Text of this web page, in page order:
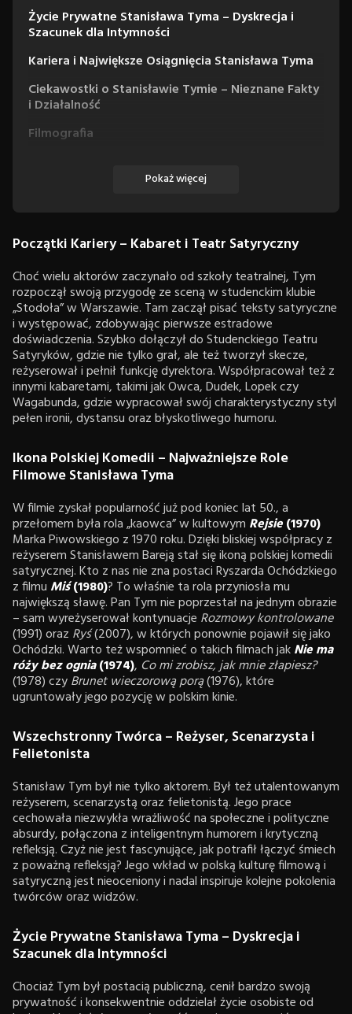
Życie Prywatne Stanisława Tyma – Dyskrecja i
Szacunek dla Intymności
Kariera i Największe Osiągnięcia Stanisława Tyma
Ciekawostki o Stanisławie Tymie – Nieznane Fakty
i Działalność
Filmografia
Pokaż więcej
Początki Kariery – Kabaret i Teatr Satyryczny
Choć wielu aktorów zaczynało od szkoły teatralnej, Tym
rozpoczął swoją przygodę ze sceną w studenckim klubie
„Stodoła” w Warszawie. Tam zaczął pisać teksty satyryczne
i występować, zdobywając pierwsze estradowe
doświadczenia. Szybko dołączył do Studenckiego Teatru
Satyryków, gdzie nie tylko grał, ale też tworzył skecze,
reżyserował i pełnił funkcję dyrektora. Współpracował też z
innymi kabaretami, takimi jak Owca, Dudek, Lopek czy
Wagabunda, gdzie wypracował swój charakterystyczny styl
pełen ironii, dystansu oraz błyskotliwego humoru.
Ikona Polskiej Komedii – Najważniejsze Role
Filmowe Stanisława Tyma
W filmie zyskał popularność już pod koniec lat 50., a
przełomem była rola „kaowca” w kultowym Rejsie(1970)
Marka Piwowskiego z 1970 roku. Dzięki bliskiej współpracy z
reżyserem Stanisławem Bareją stał się ikoną polskiej komedii
satyrycznej. Kto z nas nie zna postaci Ryszarda Ochódzkiego
z filmu Miś(1980)? To właśnie ta rola przyniosła mu
największą sławę. Pan Tym nie poprzestał na jednym obrazie
– sam wyreżyserował kontynuacje Rozmowy kontrolowane
(1991) oraz Ryś(2007), w których ponownie pojawił się jako
Ochódzki. Warto też wspomnieć o takich filmach jakNie ma
róży bez ognia(1974), Co mi zrobisz, jak mnie złapiesz?
(1978) czyBrunet wieczorową porą(1976), które
ugruntowały jego pozycję w polskim kinie.
Wszechstronny Twórca – Reżyser, Scenarzysta i
Felietonista
Stanisław Tym był nie tylko aktorem. Był też utalentowanym
reżyserem, scenarzystą oraz felietonistą. Jego prace
cechowała niezwykła wrażliwość na społeczne i polityczne
absurdy, połączona z inteligentnym humorem i krytyczną
refleksją. Czyż nie jest fascynujące, jak potrafił łączyć śmiech
z poważną refleksją? Jego wkład w polską kulturę filmową i
satyryczną jest nieoceniony i nadal inspiruje kolejne pokolenia
twórców oraz widzów.
Życie Prywatne Stanisława Tyma – Dyskrecja i
Szacunek dla Intymności
Chociaż Tym był postacią publiczną, cenił bardzo swoją
prywatność i konsekwentnie oddzielał życie osobiste od